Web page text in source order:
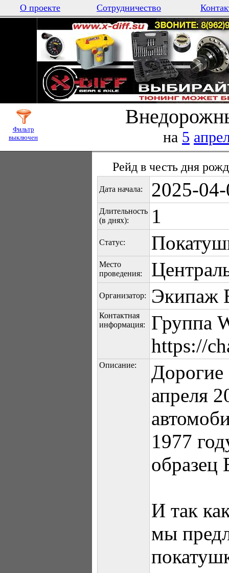
О проекте Сотрудничество
Фильтр
выключен
на 5
Рейд в честь дня
Дата начала: 2025-
Длительность
(в днях):
1
Статус:
Место
проведения:
Организатор: Экипаж
Контактная
информация:
Группа
https://
Описание:
апреля
1977
И так
мы